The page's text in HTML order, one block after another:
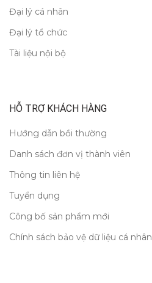
Đại lý cá nhân
Đại lý tổ chức
Tài liệu nội bộ
HỖ TRỢ KHÁCH HÀNG
Hướng dẫn bồi thường
Danh sách đơn vị thành viên
Thông tin liên hệ
Tuyển dụng
Công bố sản phẩm mới
Chính sách bảo vệ dữ liệu cá nhân